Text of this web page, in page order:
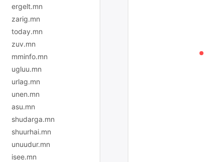
ergelt.mn
zarig.mn
today.mn
zuv.mn
mminfo.mn
ugluu.mn
urlag.mn
unen.mn
asu.mn
shudarga.mn
shuurhai.mn
unuudur.mn
isee.mn